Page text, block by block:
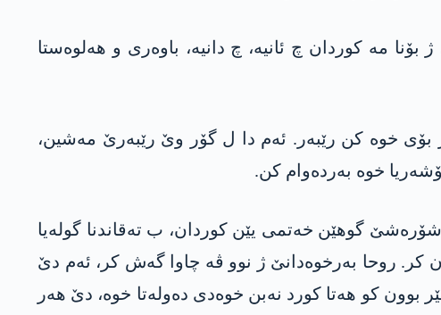
مە کوردان چ ئانیە، چ دانیە، باوەری و ھەلوەستا
بۆی خوە کن رێبەر. ئەم دا ل گۆر وێ رێبەرێ مەشین،
خوە بەردەوام کن.
گوھێن خەتمی یێن کوردان، ب تەقاندنا گولەیا
کر. روحا بەرخوەدانێ ژ نوو ڤە چاوا گەش کر، ئەم دێ
کو ھەتا کورد نەبن خوەدی دەولەتا خوە، دێ ھەر